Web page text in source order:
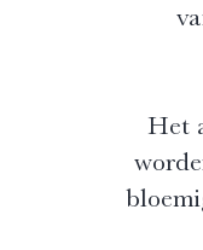
Het